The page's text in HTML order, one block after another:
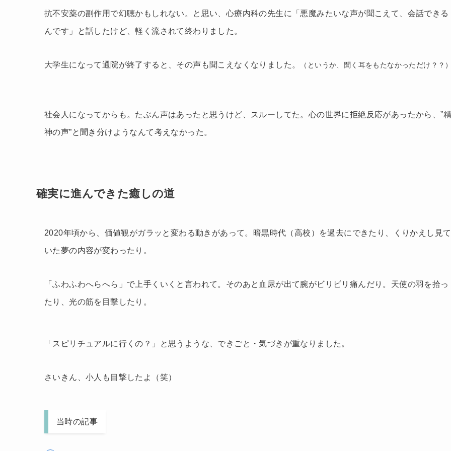
抗不安薬の副作用で幻聴かもしれない。と思い、心療内科の先生に「悪魔みたいな声が聞こえて、会話できる
んです」と話したけど、軽く流されて終わりました。
大学生になって通院が終了すると、その声も聞こえなくなりました。 （というか、聞く耳をもたなかっただけ？？）
社会人になってからも。たぶん声はあったと思うけど、スルーしてた。心の世界に拒絶反応があったから、”精
神の声”と聞き分けようなんて考えなかった。
確実に進んできた癒しの道
2020年頃から、価値観がガラッと変わる動きがあって。暗黒時代（高校）を過去にできたり、くりかえし見て
いた夢の内容が変わったり。
「ふわふわへらへら」で上手くいくと言われて。そのあと血尿が出て腕がビリビリ痛んだり。天使の羽を拾っ
たり、光の筋を目撃したり。
「スピリチュアルに行くの？」と思うような、できごと・気づきが重なりました。
さいきん、小人も目撃したよ（笑）
当時の記事